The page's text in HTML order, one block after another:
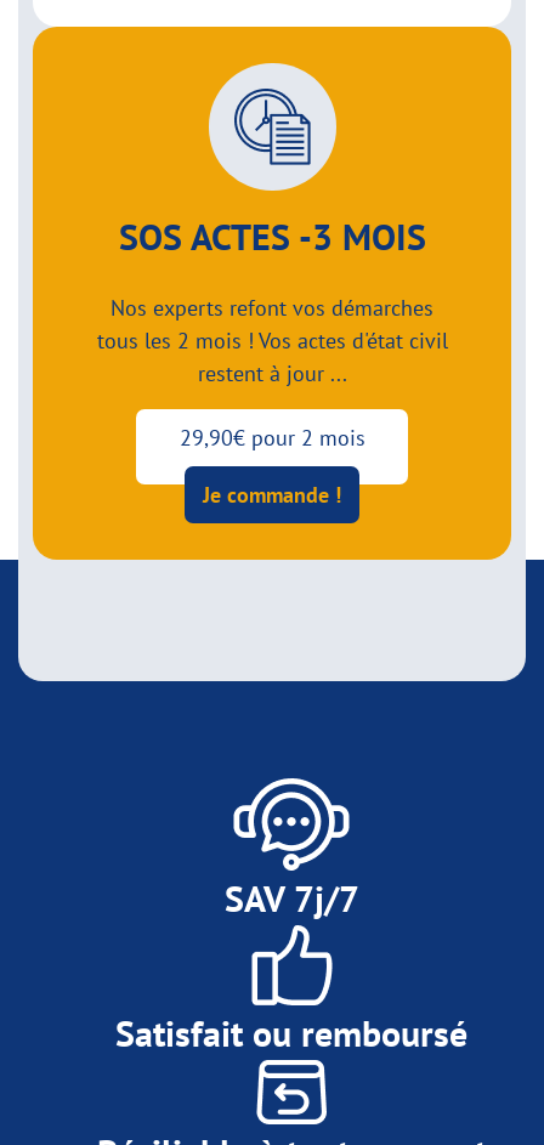
SOS ACTES -3 MOIS
Nos experts refont vos démarches
tous les 2 mois ! Vos actes d'état civil
restent à jour ...
29,90€ pour 2 mois
Je commande !
SAV 7j/7
Satisfait ou remboursé